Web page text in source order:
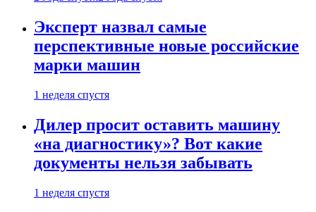
Эксперт назвал самые
перспективные новые российские
марки машин
1 неделя спустя
Дилер просит оставить машину
«на диагностику»? Вот какие
документы нельзя забывать
1 неделя спустя